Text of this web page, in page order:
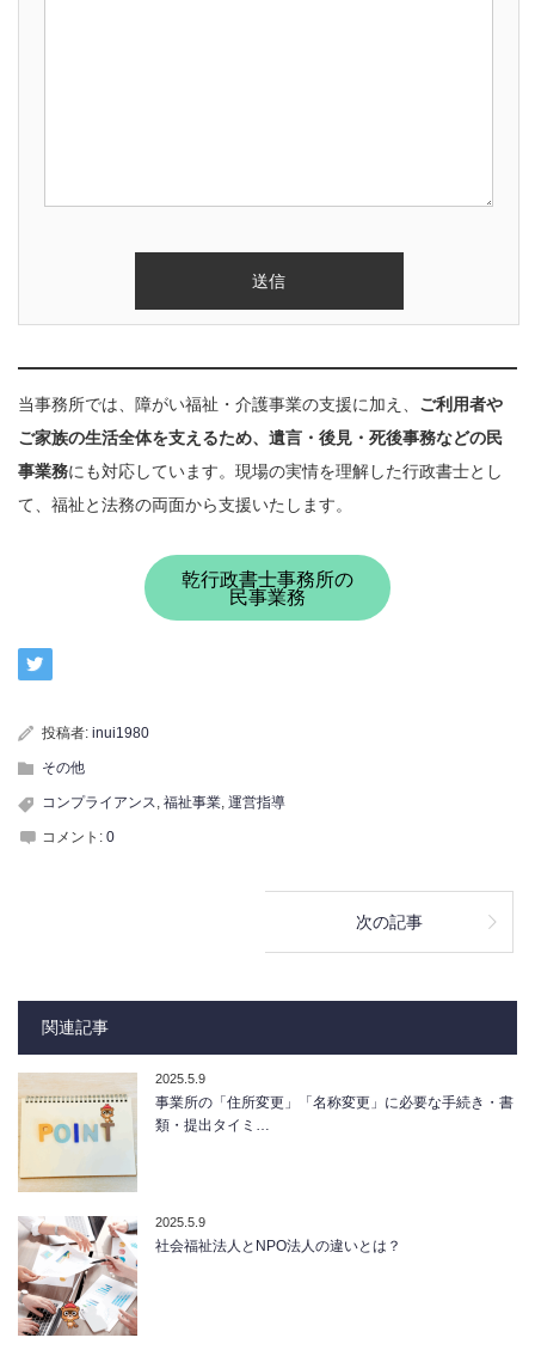
当事務所では、障がい福祉・介護事業の支援に加え、 ご利用者や
ご家族の生活全体を支えるため、遺言・後見・死後事務などの民
事業務にも対応しています。現場の実情を理解した行政書士とし
て、福祉と法務の両面から支援いたします。
乾行政書士事務所の
民事業務
投稿者: inui1980
その他
コンプライアンス, 福祉事業, 運営指導
コメント: 0
次の記事
関連記事
2025.5.9
事業所の「住所変更」「名称変更」に必要な手続き・書
類・提出タイミ…
2025.5.9
社会福祉法人とNPO法人の違いとは？